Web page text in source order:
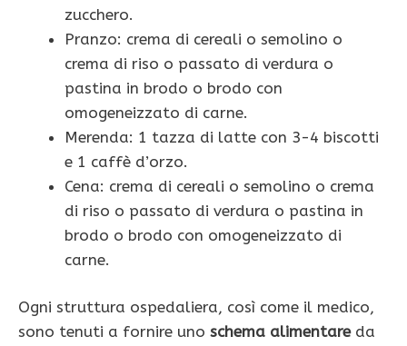
zucchero.
Pranzo: crema di cereali o semolino o
crema di riso o passato di verdura o
pastina in brodo o brodo con
omogeneizzato di carne.
Merenda: 1 tazza di latte con 3-4 biscotti
e 1 caffè d’orzo.
Cena: crema di cereali o semolino o crema
di riso o passato di verdura o pastina in
brodo o brodo con omogeneizzato di
carne.
Ogni struttura ospedaliera, così come il medico,
sono tenuti a fornire uno schema alimentare da